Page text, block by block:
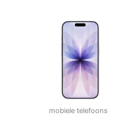
mobiele telefoons